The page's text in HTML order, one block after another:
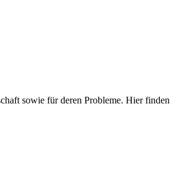
sowie für deren Probleme. Hier finden